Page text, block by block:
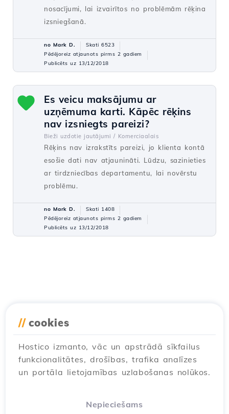
nosacījumi, lai izvairītos no problēmām rēķina
izsniegšanā.
no Mark D.
Skati 6523
Pēdējoreiz atjaunots pirms 2 gadiem
Publicēts uz 13/12/2018
Es veicu maksājumu ar
uzņēmuma karti. Kāpēc rēķins
nav izsniegts pareizi?
Bieži uzdotie jautājumi / Komerciaalais
Rēķins nav izrakstīts pareizi, jo klienta kontā
esošie dati nav atjaunināti. Lūdzu, sazinieties
ar tirdzniecības departamentu, lai novērstu
problēmu.
no Mark D.
Skati 1408
Pēdējoreiz atjaunots pirms 2 gadiem
Publicēts uz 13/12/2018
// cookies
Hostico izmanto, vāc un apstrādā sīkfailus
funkcionalitātes, drošības, trafika analīzes
un portāla lietojamības uzlabošanas nolūkos.
Nepieciešams